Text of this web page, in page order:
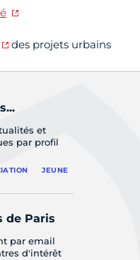
des projets urbains
et
par profil
JEUNE
de Paris
par email
d'intérêt